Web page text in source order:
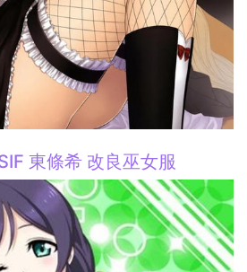
東條希 改良巫女服